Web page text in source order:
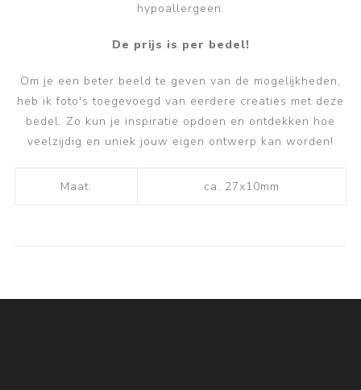
hypoallergeen.
De prijs is per bedel!
Om je een beter beeld te geven van de mogelijkheden,
heb ik foto's toegevoegd van eerdere creaties met deze
bedel. Zo kun je inspiratie opdoen en ontdekken hoe
veelzijdig en uniek jouw eigen ontwerp kan worden!
Maat: ca. 27x10mm